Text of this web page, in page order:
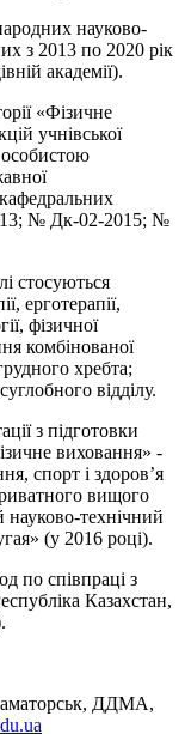
науково-
з 2013 по 2020 рік
академії).
«Фізичне
учнівської
особистою
№ Дк-02-2015; №
стосуються
ерготерапії,
фізичної
комбінованої
хребта;
відділу.
з підготовки
виховання» -
спорт і здоров’я
вищого
технічний
(у 2016 році).
по співпраці з
Казахстан,
ДДМА,